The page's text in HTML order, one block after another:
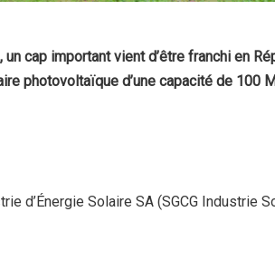
cap important vient d’être franchi en
photovoltaïque d’une capacité de 100
Solaire SA (SGCG Industrie